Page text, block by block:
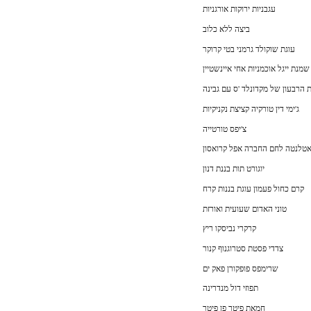
עגבניות ירוקות אורגניות
ביצה ללא כלוב
עוגת שוקולד גרמני בטי קרוקר
שמנת ייגל אוכמניות אחי איינשטיין
הרבעון של מקדונלד 'ס עם גבינה
ג'ימי דין טורקיה קציצת נקניקיות
צ'יפס טורטייה
אטלנטה לחם החברה אפל קרואסון
יוגורט תות בננת דנון
קרם כחול פעמון עוגת בננות קרח
טוני האדום שעועית ואורזת
קרקרי נביסקו ריץ
צדדי פסטת סטרוגנוף קנור
שרימפס פופקורן פאק ים
תפוזי דול מנדרינה
חמאת פיטר פן פיטר